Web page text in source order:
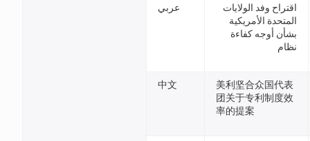
عربي
اقتراح وفد الولايات
المتحدة الأمريكية
بشأن أوجه كفاءة
نظام
中文
美利坚合众国代表
团关于专利制度效
率的提案